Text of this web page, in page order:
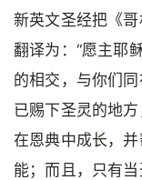
新英文圣经把《
翻译为：“愿主耶
的相交，与你们
已赐下圣灵的地
在恩典中成长，
能；而且，只有